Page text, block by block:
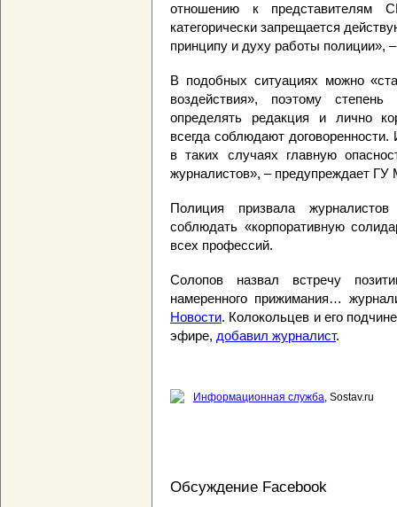
отношению к
категорически запрещается
принципу и духу работы полиции»,
В подобных ситуациях можно
воздействия», поэтому
определять редакция и лично
всегда соблюдают
в таких случаях главную
журналистов», – предупреждает
Полиция призвала
соблюдать «корпоративную
всех профессий.
Солопов назвал встречу
намеренного прижимания…
Новости. Колокольцев и его
эфире, добавил журналист.
Информационная служба, Sostav.ru
Обсуждение Facebook